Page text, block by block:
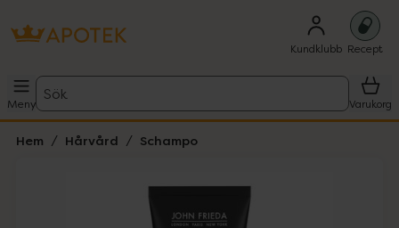
Kundklubb Recept
Meny
Sök
Varukorg
Hem Hårvård Schampo
Lista: . Innehåller 1 objekt.